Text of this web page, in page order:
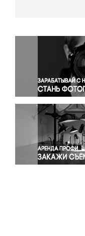
Политика
Правосудие
Религия
Светская
Спорт
Экология
Экономика